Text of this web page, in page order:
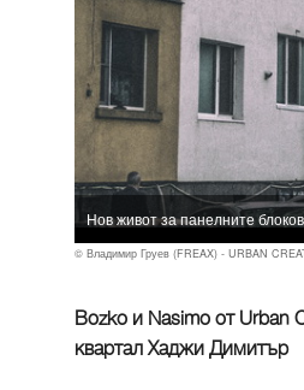
Нов живот за панелните
© Владимир Груев (FREAX) - URBAN
Bozko и Nasimo от Urban
квартал Хаджи Димитър